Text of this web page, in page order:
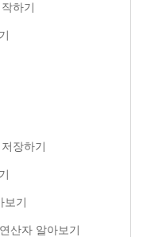
하기
장하기
보기
산자 알아보기